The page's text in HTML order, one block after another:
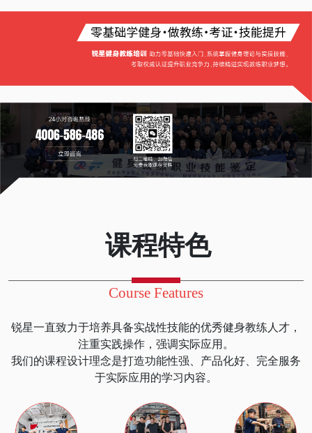
课程特色
Course Features
锐星一直致力于培养具备实战性技能的优秀健身教练人才，
注重实践操作，强调实际应用。
我们的课程设计理念是打造功能性强、产品化好、完全服务
于实际应用的学习内容。